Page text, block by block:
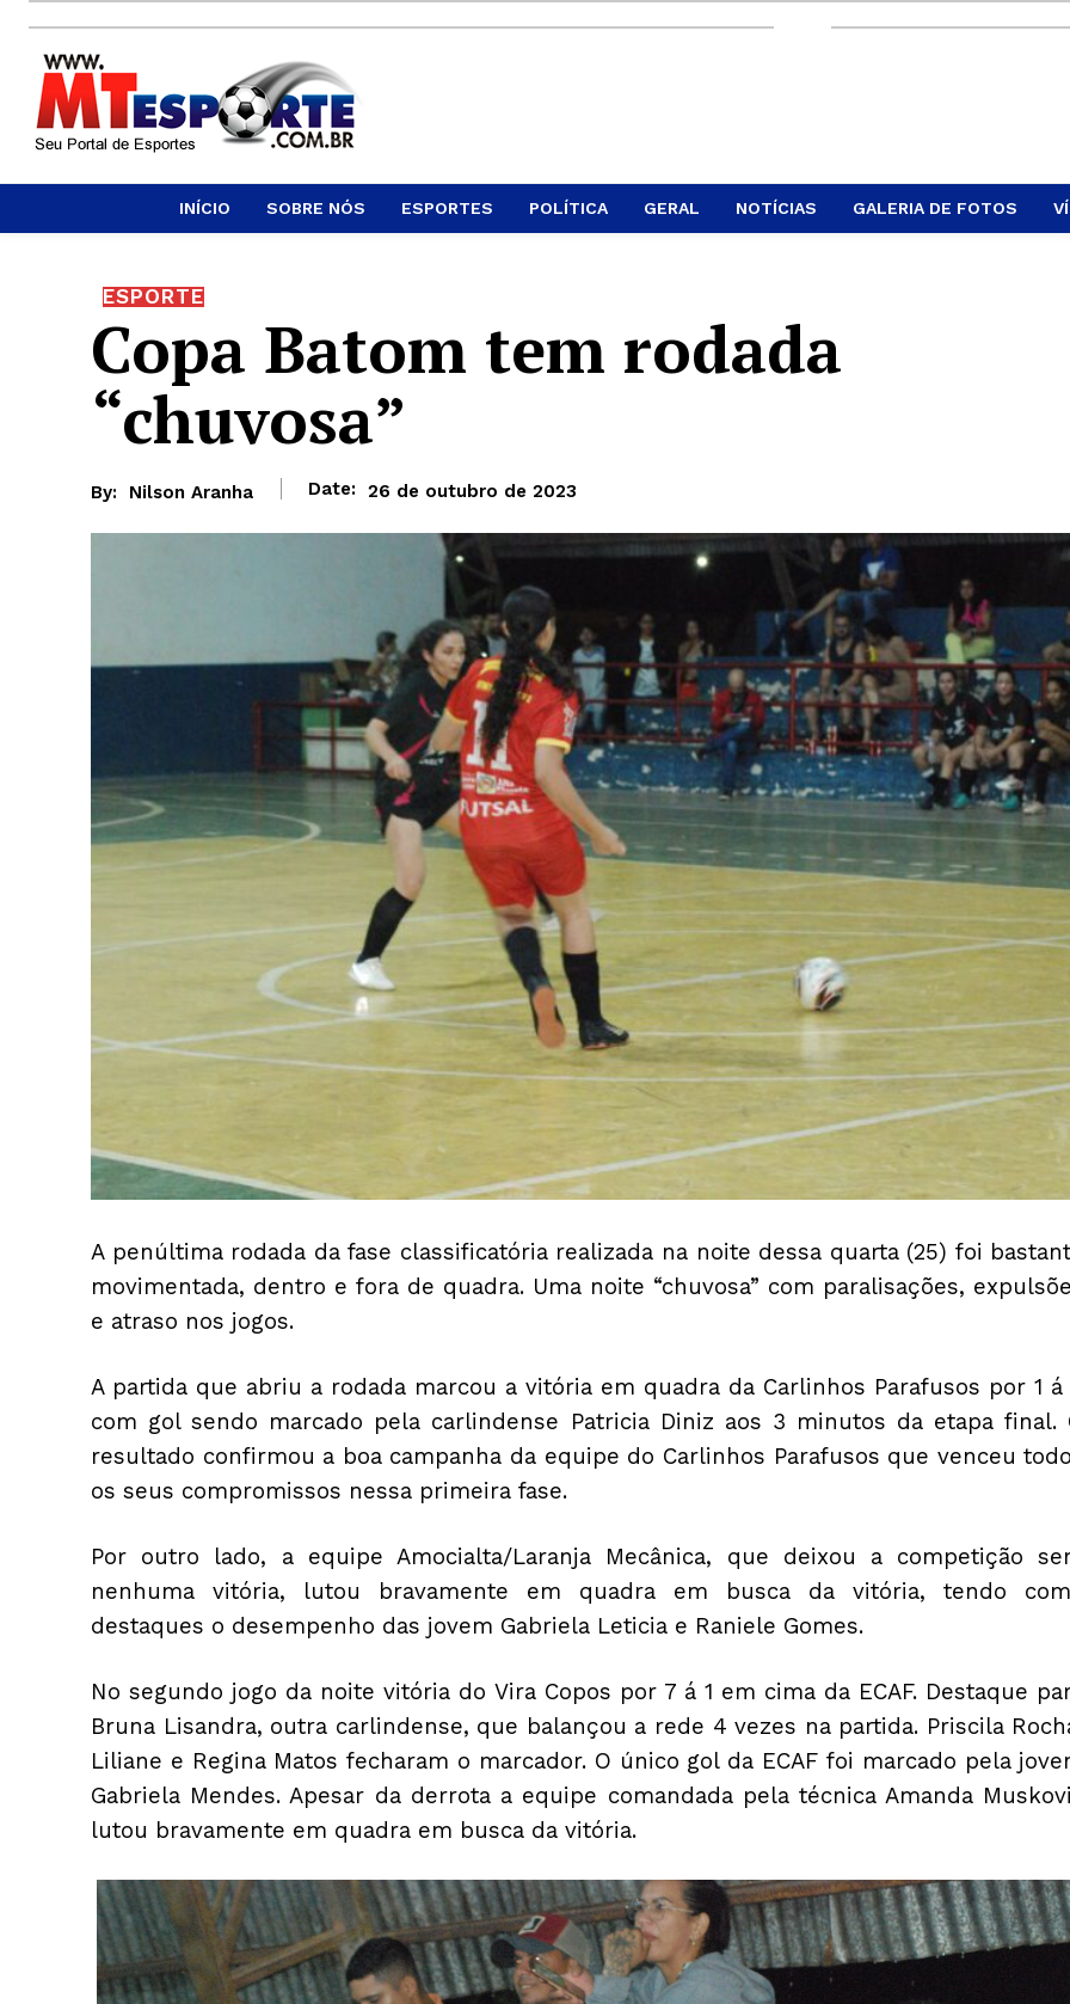
INÍCIO SOBRE NÓS ESPORTES POLÍTICA GERAL NOTÍCIAS GALERIA DE FOTOS
ESPORTE
Copa Batom tem rodada
“chuvosa”
By: Nilson Aranha Date: 26 de outubro de 2023
A penúltima rodada da fase classificatória realizada na noite dessa quarta (25) foi
movimentada, dentro e fora de quadra. Uma noite “chuvosa” com paralisações,
e atraso nos jogos.
A partida que abriu a rodada marcou a vitória em quadra da Carlinhos Parafusos por 1 á
com gol sendo marcado pela carlindense Patricia Diniz aos 3 minutos da etapa final.
resultado confirmou a boa campanha da equipe do Carlinhos Parafusos que venceu
os seus compromissos nessa primeira fase.
Por outro lado, a equipe Amocialta/Laranja Mecânica, que deixou a competição
nenhuma vitória, lutou bravamente em quadra em busca da vitória, tendo
destaques o desempenho das jovem Gabriela Leticia e Raniele Gomes.
No segundo jogo da noite vitória do Vira Copos por 7 á 1 em cima da ECAF. Destaque
Bruna Lisandra, outra carlindense, que balançou a rede 4 vezes na partida. Priscila
Liliane e Regina Matos fecharam o marcador. O único gol da ECAF foi marcado pela
Gabriela Mendes. Apesar da derrota a equipe comandada pela técnica Amanda
lutou bravamente em quadra em busca da vitória.